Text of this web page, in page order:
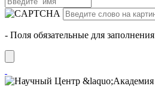
- Поля обязательные для заполнения